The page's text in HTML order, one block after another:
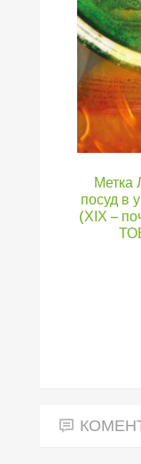
Метка
посуд в
(ХІХ –